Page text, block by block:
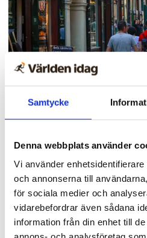
Samtycke
Denna webbplats använder
Vi använder
och annonserna till
för sociala medier och
vidarebefordrar även sådana
information från din enhet till
Evangeliet
tog emot Jesus